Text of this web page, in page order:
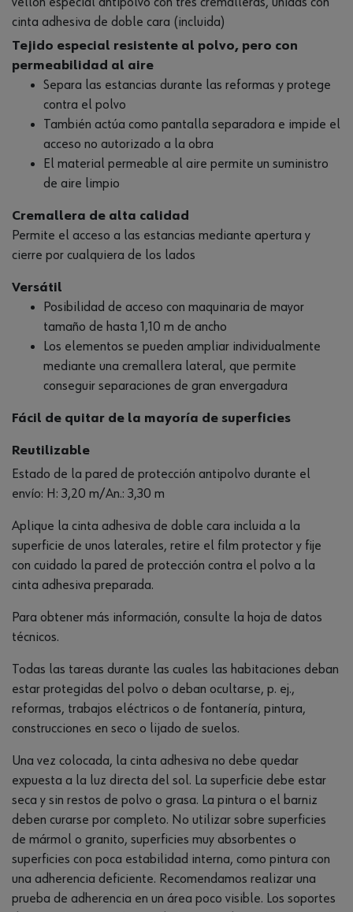
cinta adhesiva de doble cara (incluida)
Tejido especial resistente al polvo, pero con
permeabilidad al aire
Separa las estancias durante las reformas y protege
contra el polvo
También actúa como pantalla separadora e impide el
acceso no autorizado a la obra
El material permeable al aire permite un suministro
de aire limpio
Cremallera de alta calidad
Permite el acceso a las estancias mediante apertura y
cierre por cualquiera de los lados
Versátil
Posibilidad de acceso con maquinaria de mayor
tamaño de hasta 1,10 m de ancho
Los elementos se pueden ampliar individualmente
mediante una cremallera lateral, que permite
conseguir separaciones de gran envergadura
Fácil de quitar de la mayoría de superficies
Reutilizable
Estado de la pared de protección antipolvo durante el
envío: H: 3,20 m/An.: 3,30 m
Aplique la cinta adhesiva de doble cara incluida a la
superficie de unos laterales, retire el film protector y fije
con cuidado la pared de protección contra el polvo a la
cinta adhesiva preparada.
Para obtener más información, consulte la hoja de datos
técnicos.
Todas las tareas durante las cuales las habitaciones deban
estar protegidas del polvo o deban ocultarse, p. ej.,
reformas, trabajos eléctricos o de fontanería, pintura,
construcciones en seco o lijado de suelos.
Una vez colocada, la cinta adhesiva no debe quedar
expuesta a la luz directa del sol. La superficie debe estar
seca y sin restos de polvo o grasa. La pintura o el barniz
deben curarse por completo. No utilizar sobre superficies
de mármol o granito, superficies muy absorbentes o
superficies con poca estabilidad interna, como pintura con
una adherencia deficiente. Recomendamos realizar una
prueba de adherencia en un área poco visible. Los soportes